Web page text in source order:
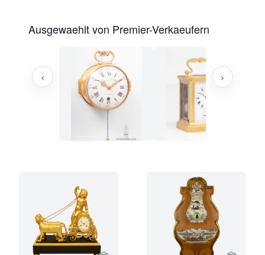
Ausgewaehlt von Premier-Verkaeufern
‹ ›